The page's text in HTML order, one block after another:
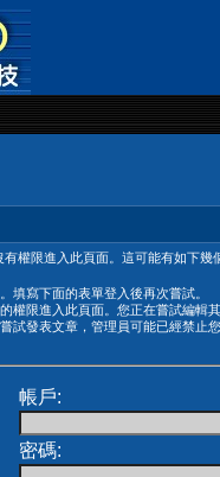
有權限進入此頁面。這可能有如下幾
填寫下面的表單登入後再次嘗試。
權限進入此頁面。您正在嘗試編輯
試發表文章，管理員可能已經禁止
帳戶:
密碼: